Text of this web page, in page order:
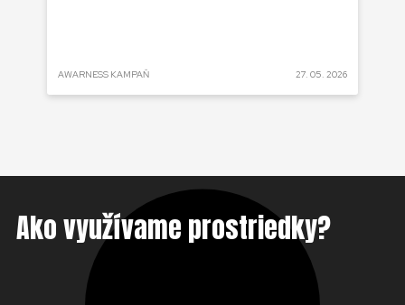
AWARNESS KAMPAŇ 27. 05. 2026
Ako využívame prostriedky?